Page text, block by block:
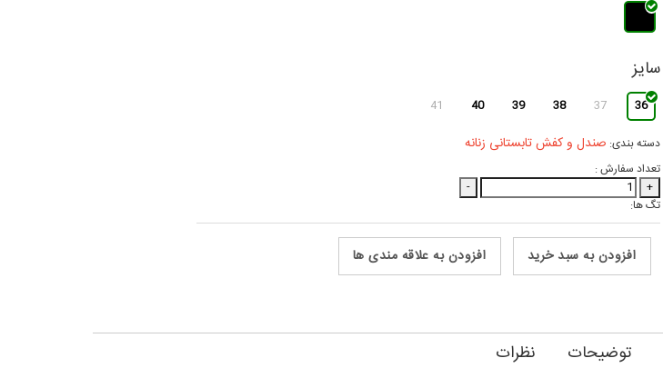
سایز
36
37
38
39
40
41
دسته بندی: صندل و کفش تابستانی زنانه
تعداد سفارش :
+
-
تگ ها:
افزودن به سبد خرید افزودن به علاقه مندی ها
توضیحات نظرات